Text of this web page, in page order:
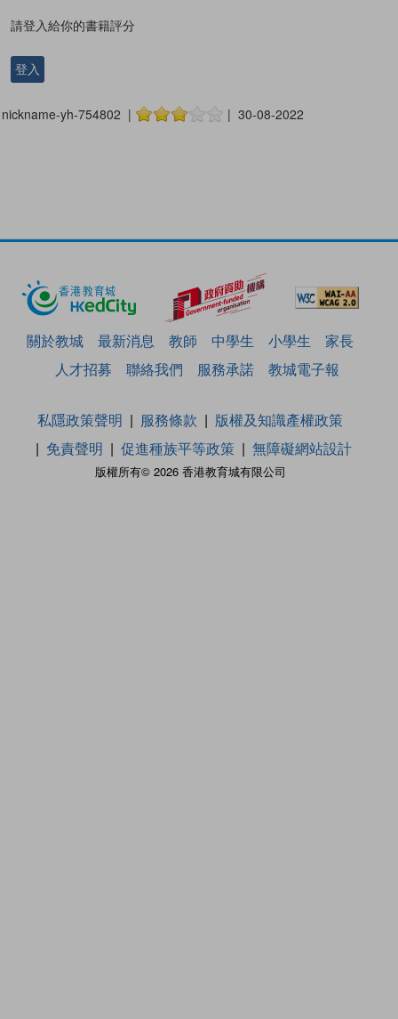
請登入給你的書籍評分
登入
nickname-yh-754802 | | 30-08-2022
關於教城 最新消息 教師 中學生 小學生
家長
人才招募
聯絡我們 服務承諾 教城電子報
版權所有© 2026 香港教育城有限公司
私隱政策聲明 服務條款
版權及知識產權政策
免責聲明
促進種族平等政策 無障礙網站設計